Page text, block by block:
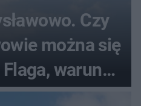
Czy
można się
warunki